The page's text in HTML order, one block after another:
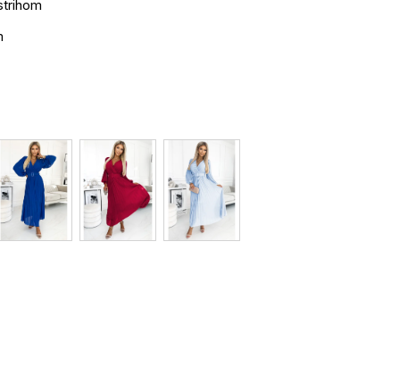
169 cm a má oblečenú veľkosť UNI
elastan